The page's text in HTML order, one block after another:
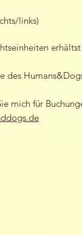
links)
des
mich für